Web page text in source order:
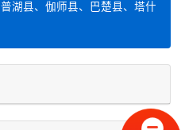
湖县、伽师县、巴楚县、塔什